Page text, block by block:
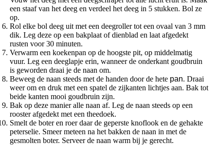
een staaf van het deeg en verdeel het deeg in 5 stukken. Bol ze
op.
Rol elke bol deeg uit met een deegroller tot een ovaal van 3 mm
dik. Leg deze op een bakplaat of dienblad en laat afgedekt
rusten voor 30 minuten.
Verwarm een koekenpan op de hoogste pit, op middelmatig
vuur. Leg een deeglapje erin, wanneer de onderkant goudbruin
is geworden draai je de naan om.
Beweeg de naan steeds met de handen door de hete pan. Draai
weer om en druk met een spatel de zijkanten lichtjes aan. Bak tot
beide kanten mooi goudbruin zijn.
Bak op deze manier alle naan af. Leg de naan steeds op een
rooster afgedekt met een theedoek.
Smelt de boter en roer daar de geperste knoflook en de gehakte
peterselie. Smeer meteen na het bakken de naan in met de
gesmolten boter. Serveer de naan warm bij je gerecht.